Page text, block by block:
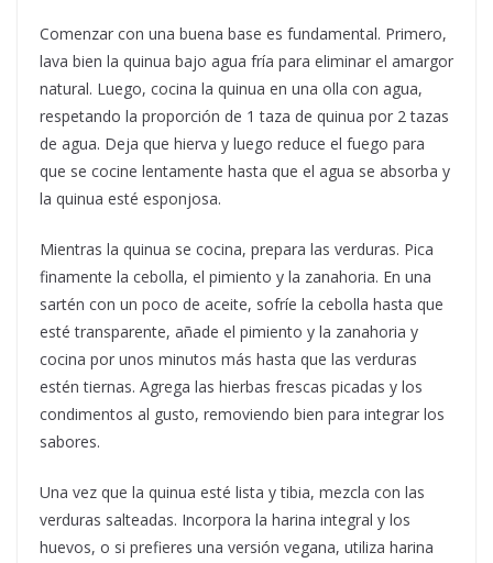
Comenzar con una buena base es fundamental. Primero,
lava bien la quinua bajo agua fría para eliminar el amargor
natural. Luego, cocina la quinua en una olla con agua,
respetando la proporción de 1 taza de quinua por 2 tazas
de agua. Deja que hierva y luego reduce el fuego para
que se cocine lentamente hasta que el agua se absorba y
la quinua esté esponjosa.
Mientras la quinua se cocina, prepara las verduras. Pica
finamente la cebolla, el pimiento y la zanahoria. En una
sartén con un poco de aceite, sofríe la cebolla hasta que
esté transparente, añade el pimiento y la zanahoria y
cocina por unos minutos más hasta que las verduras
estén tiernas. Agrega las hierbas frescas picadas y los
condimentos al gusto, removiendo bien para integrar los
sabores.
Una vez que la quinua esté lista y tibia, mezcla con las
verduras salteadas. Incorpora la harina integral y los
huevos, o si prefieres una versión vegana, utiliza harina